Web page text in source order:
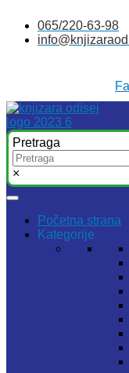
sadržaj
065/220-63-98
Pretraga
×
Početna strana
Kategorije